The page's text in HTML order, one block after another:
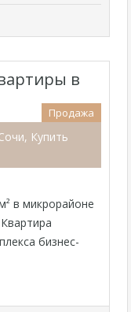
в
Продажа
Купить
в микрорайоне
бизнес-